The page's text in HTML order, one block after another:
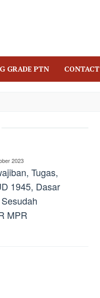
GRADE PTN CONTACT
2023
Tugas,
1945, Dasar
MPR